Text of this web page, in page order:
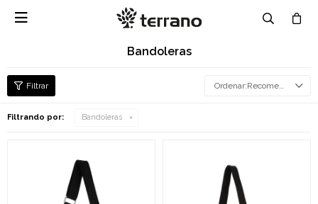

Bandoleras
Recomendados
Filtrando por: Bandoleras